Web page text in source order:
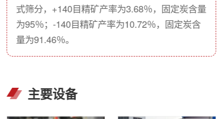
式筛分，+140目精矿产率为3.68％，固定炭含量
为95％；-140目精矿产率为10.72％，固定炭含
量为91.46％。
主要设备